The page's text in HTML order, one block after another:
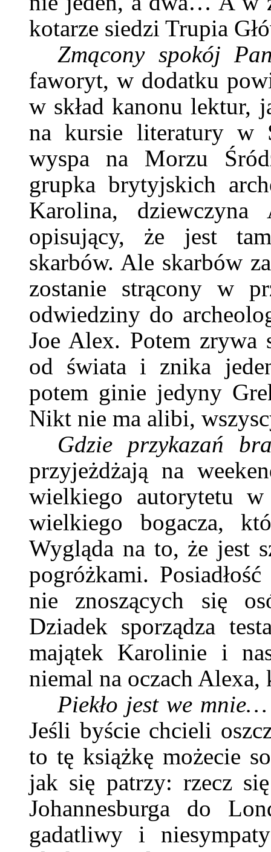
kotarze siedzi Trupia
Zmącony spokój
faworyt, w dodatku
w skład kanonu lektur,
na kursie literatury w
wyspa na Morzu
grupka brytyjskich
Karolina, dziewczyna
opisujący, że jest
skarbów. Ale skarbów
zostanie strącony w
odwiedziny do
Joe Alex. Potem zrywa
od świata i znika
potem ginie jedyny
Nikt nie ma alibi,
Gdzie przykazań
przyjeżdżają na
wielkiego autorytetu
wielkiego bogacza,
Wygląda na to, że jest
pogróżkami.
nie znoszących się
Dziadek sporządza
majątek Karolinie i
niemal na oczach
Piekło jest we mnie…
Jeśli byście chcieli
to tę książkę możecie
jak się patrzy: rzecz
Johannesburga do
gadatliwy i